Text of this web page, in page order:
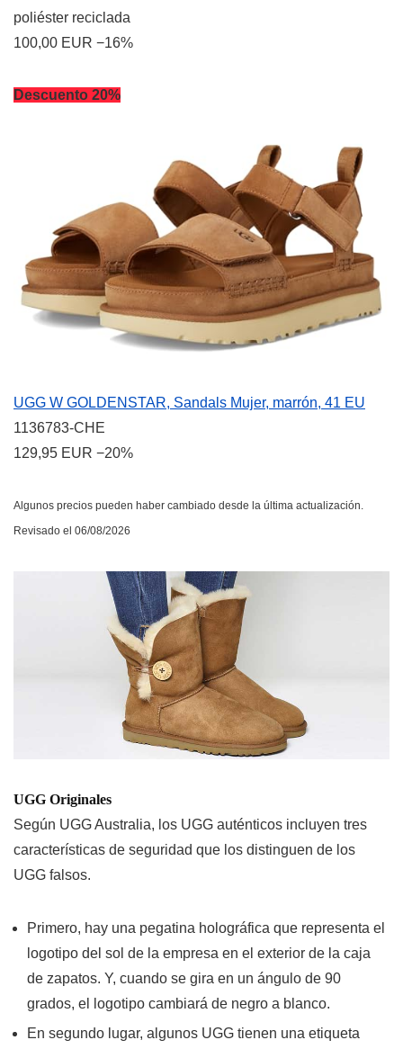
poliéster reciclada
100,00 EUR −16%
Descuento 20%
UGG W GOLDENSTAR, Sandals Mujer, marrón, 41 EU
1136783-CHE
129,95 EUR −20%
Algunos precios pueden haber cambiado desde la última actualización.
Revisado el 06/08/2026
UGG Originales
Según UGG Australia, los UGG auténticos incluyen tres
características de seguridad que los distinguen de los
UGG falsos.
Primero, hay una pegatina holográfica que representa el
logotipo del sol de la empresa en el exterior de la caja
de zapatos. Y, cuando se gira en un ángulo de 90
grados, el logotipo cambiará de negro a blanco.
En segundo lugar, algunos UGG tienen una etiqueta